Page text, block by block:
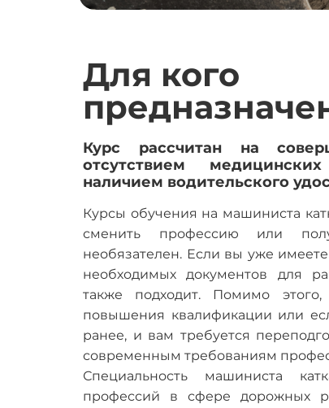
Для кого
Курс рассчитан на
отсутствием
наличием водительского
Курсы обучения на машиниста
сменить профессию или
необязателен. Если вы уже
необходимых документов для
также подходит. Помимо
повышения квалификации или
ранее, и вам требуется
современным требованиям
Специальность машиниста
профессий в сфере дорожных